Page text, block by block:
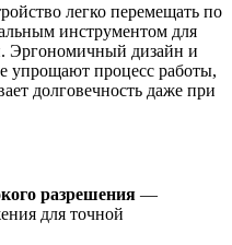
легко перемещать по
инструментом для
Эргономичный дизайн и
упрощают процесс работы,
долговечность даже при
разрешения —
для точной